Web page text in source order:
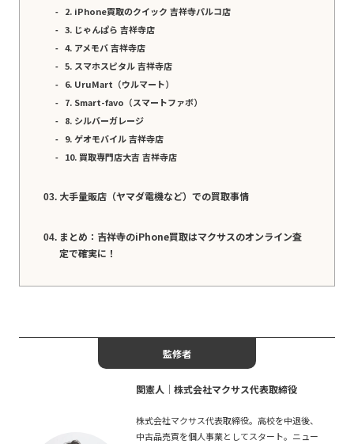
2. iPhone買取のクイック 吉祥寺パルコ店
3. じゃんぱら 吉祥寺店
4. アメモバ 吉祥寺店
5. スマホスピタル 吉祥寺店
6. UruMart（ウルマート）
7. Smart-favo（スマートファボ）
8. シルバーガレージ
9. ゲオモバイル 吉祥寺店
10. 買取専門店大吉 吉祥寺店
大手量販店（ヤマダ電機など）での買取事情
まとめ：吉祥寺のiPhone買取はマクサスのオンライン査
定で確実に！
監修者
関憲人│株式会社マクサス代表取締役
株式会社マクサス代表取締役。高校を中退後、
中古品売買を個人事業としてスタート。ニュー